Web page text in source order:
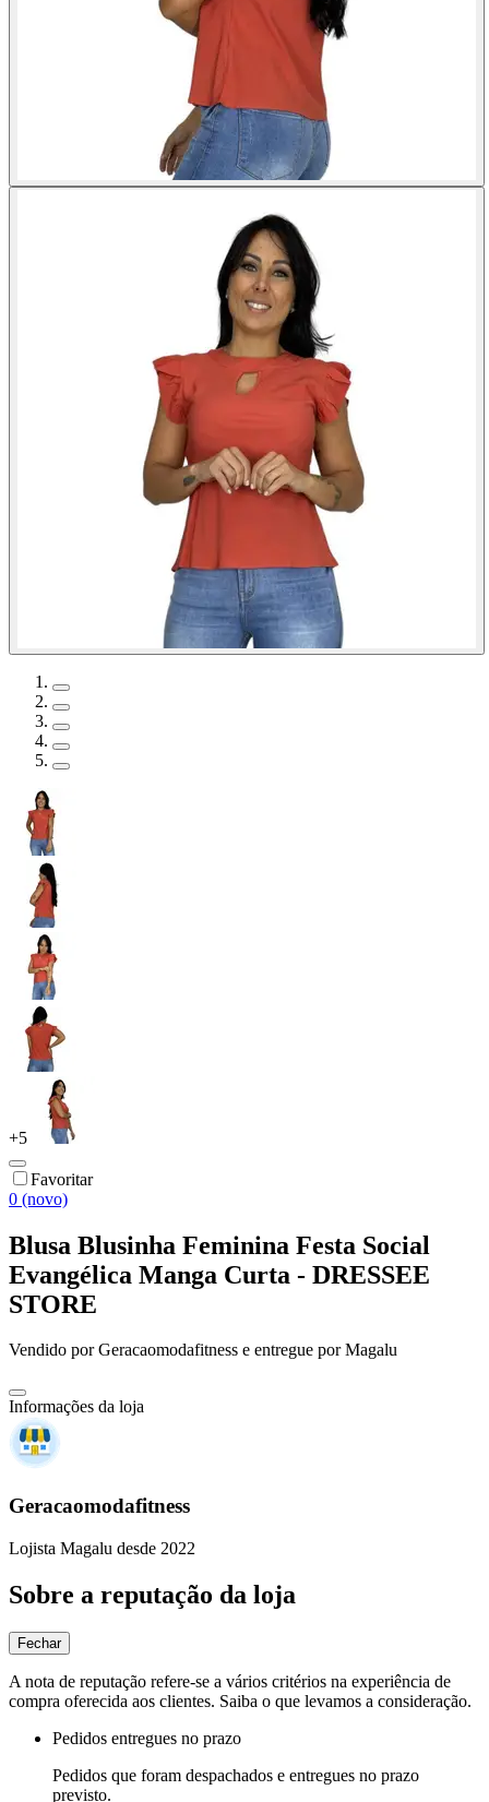
+5
Favoritar
0 (novo)
Blusa Blusinha Feminina Festa Social
Evangélica Manga Curta - DRESSEE
STORE
Vendido porGeracaomodafitness e entregue por Magalu
Informações da loja
Geracaomodafitness
Lojista Magalu desde 2022
Sobre a reputação da loja
Fechar
A nota de reputação refere-se a vários critérios na experiência de
compra oferecida aos clientes. Saiba o que levamos a consideração.
Pedidos entregues no prazo
Pedidos que foram despachados e entregues no prazo
previsto.